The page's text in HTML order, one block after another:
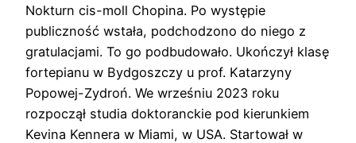
Nokturn cis-moll Chopina. Po występie
publiczność wstała, podchodzono do niego z
gratulacjami. To go podbudowało. Ukończył klasę
fortepianu w Bydgoszczy u prof. Katarzyny
Popowej-Zydroń. We wrześniu 2023 roku
rozpoczął studia doktoranckie pod kierunkiem
Kevina Kennera w Miami, w USA. Startował w